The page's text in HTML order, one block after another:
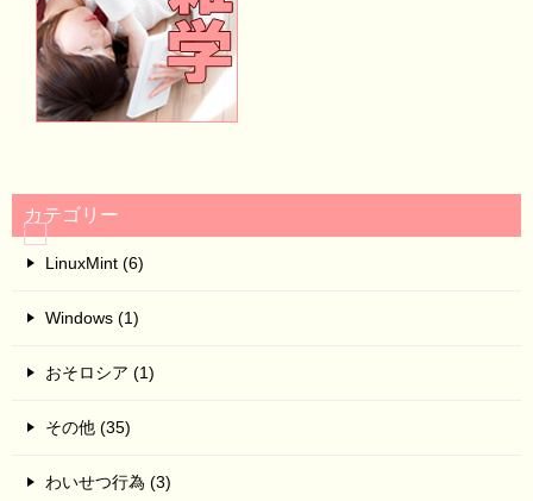
カテゴリー
LinuxMint (6)
Windows (1)
おそロシア (1)
その他 (35)
わいせつ行為 (3)